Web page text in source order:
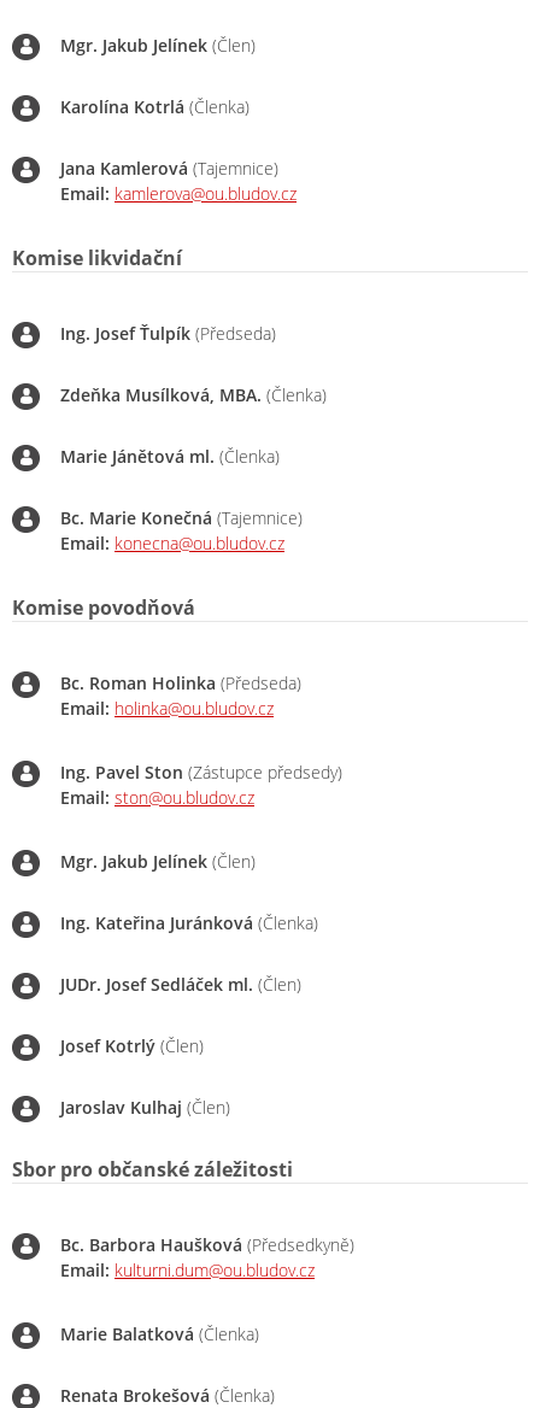
Mgr. Jakub Jelínek (Člen)
Karolína Kotrlá (Členka)
Jana Kamlerová (Tajemnice)
Email: kamlerova@ou.bludov.cz
Komise likvidační
Ing. Josef Ťulpík (Předseda)
Zdeňka Musílková, MBA. (Členka)
Marie Jánětová ml. (Členka)
Bc. Marie Konečná (Tajemnice)
Email: konecna@ou.bludov.cz
Komise povodňová
Bc. Roman Holinka (Předseda)
Email: holinka@ou.bludov.cz
Ing. Pavel Ston (Zástupce předsedy)
Email: ston@ou.bludov.cz
Mgr. Jakub Jelínek (Člen)
Ing. Kateřina Juránková (Členka)
JUDr. Josef Sedláček ml. (Člen)
Josef Kotrlý (Člen)
Jaroslav Kulhaj (Člen)
Sbor pro občanské záležitosti
Bc. Barbora Haušková (Předsedkyně)
Email: kulturni.dum@ou.bludov.cz
Marie Balatková (Členka)
Renata Brokešová (Členka)